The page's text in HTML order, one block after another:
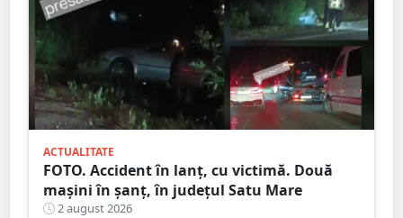
ACTUALITATE
FOTO. Accident în lanț, cu victimă. Două
mașini în șanț, în județul Satu Mare
2 august 2026